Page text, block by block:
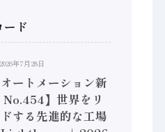
ード
2026年7月28日
ートメーション新
No.454】世界をリ
する先進的な工場